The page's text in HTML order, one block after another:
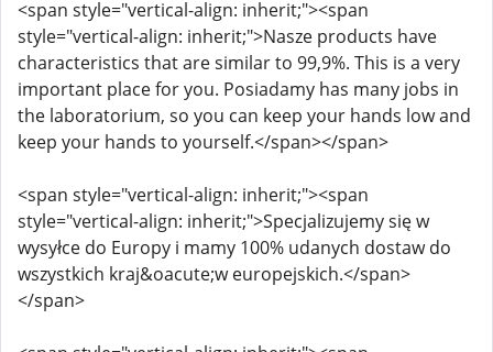
<span style="vertical-align: inherit;"><span
style="vertical-align: inherit;">Nasze products have
characteristics that are similar to 99,9%. This is a very
important place for you. Posiadamy has many jobs in
the laboratorium, so you can keep your hands low and
keep your hands to yourself.</span></span>
<span style="vertical-align: inherit;"><span
style="vertical-align: inherit;">Specjalizujemy się w
wysyłce do Europy i mamy 100% udanych dostaw do
wszystkich kraj&oacute;w europejskich.</span>
</span>